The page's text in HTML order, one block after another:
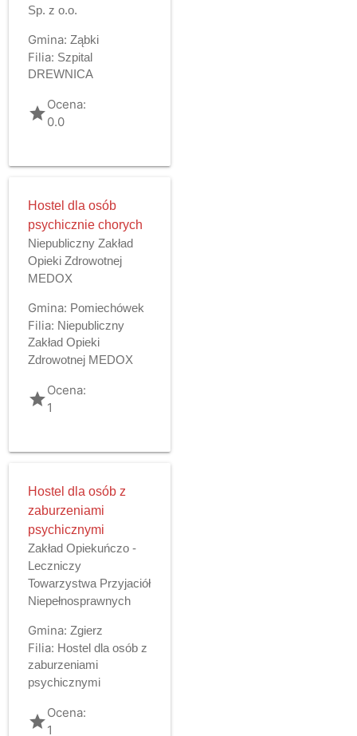
Sp. z o.o.
Gmina: Ząbki
Filia: Szpital
DREWNICA
gradeOcena:
0.0
Hostel dla osób
psychicznie chorych
Niepubliczny Zakład
Opieki Zdrowotnej
MEDOX
Gmina: Pomiechówek
Filia: Niepubliczny
Zakład Opieki
Zdrowotnej MEDOX
gradeOcena:
1
Hostel dla osób z
zaburzeniami
psychicznymi
Zakład Opiekuńczo -
Leczniczy
Towarzystwa Przyjaciół
Niepełnosprawnych
Gmina: Zgierz
Filia: Hostel dla osób z
zaburzeniami
psychicznymi
gradeOcena:
1